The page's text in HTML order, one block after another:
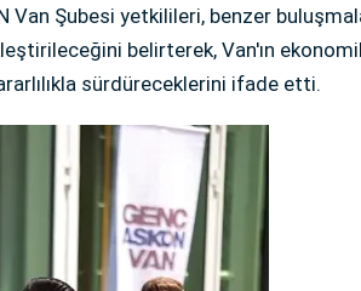
Van Şubesi yetkilileri, benzer
belirterek, Van'ın
sürdüreceklerini ifade etti.